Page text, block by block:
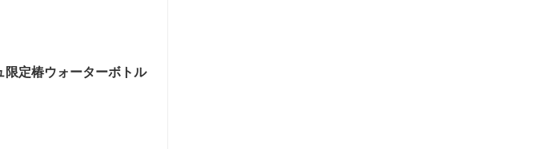
定椿ウォーターボトル